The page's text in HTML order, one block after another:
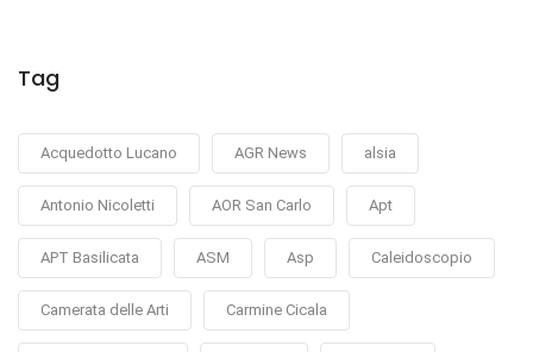
Tag
Acquedotto Lucano AGR News alsia
Antonio Nicoletti AOR San Carlo Apt
APT Basilicata ASM Asp Caleidoscopio
Camerata delle Arti Carmine Cicala